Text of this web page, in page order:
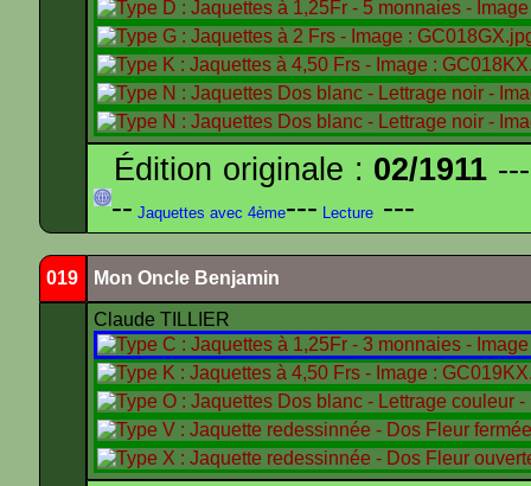
Édition originale : 02/1911
-- Jaquettes avec 4ème--- Lecture ---
019 Mon Oncle Benjamin
Claude TILLIER